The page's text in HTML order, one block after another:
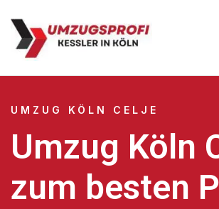
UMZUG KÖLN CELJE
Umzug Köln
zum besten